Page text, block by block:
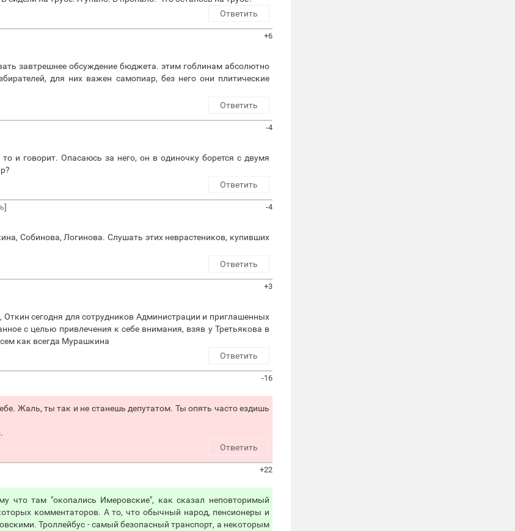
Ответить
+6
завтрешнее обсуждение бюджета. этим гоблинам абсолютно
для них важен самопиар, без него они плитические
Ответить
-4
и говорит. Опасаюсь за него, он в одиночку борется с двумя
Ответить
] -4
Собинова, Логинова. Слушать этих неврастеников, купивших
Ответить
+3
сегодня для сотрудников Администрации и приглашенных
с целью привлечения к себе внимания, взяв у Третьякова в
как всегда Мурашкина
Ответить
-16
Жаль, ты так и не станешь депутатом. Ты опять часто ездишь
Ответить
+22
что там "окопались Имеровские", как сказал неповторимый
комментаторов. А то, что обычный народ, пенсионеры и
Троллейбус - самый безопасный транспорт, а некоторым